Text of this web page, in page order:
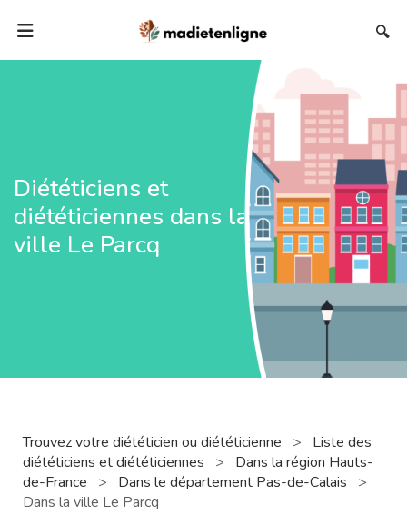
🔍
Diététiciens et
diététiciennes dans la
ville Le Parcq
Trouvez votre diététicien ou diététicienne >
Liste des
diététiciens et diététiciennes
>
Dans la région Hauts-
de-France
> Dans le département Pas-de-Calais
>
Dans la ville Le Parcq